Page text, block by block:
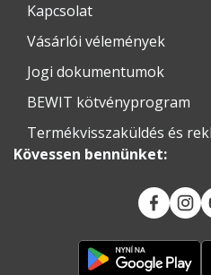
Kapcsolat
Vásárlói vélemények
Jogi dokumentumok
BEWIT kötvényprogram
Termékvisszaküldés és
Kövessen bennünket: